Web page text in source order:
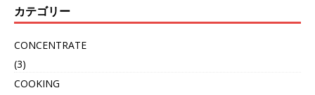
カテゴリー
CONCENTRATE
(3)
COOKING